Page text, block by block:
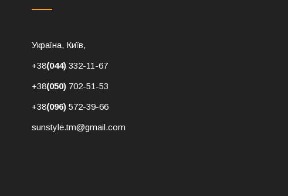
Україна, Київ,
+38(044) 332-11-67
+38(050) 702-51-53
+38(096) 572-39-66
sunstyle.tm@gmail.com